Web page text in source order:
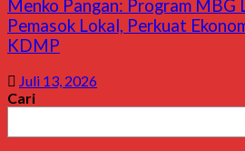
Menko Pangan: Program MBG
Pemasok Lokal, Perkuat
KDMP
Juli 13, 2026
Cari